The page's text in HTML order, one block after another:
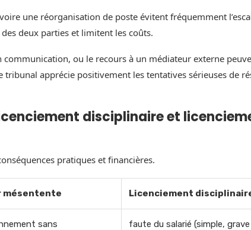
une réorganisation de poste évitent fréquemment
deux parties et limitent les coûts.
ou le recours à un médiateur externe
apprécie positivement les tentatives sérieuses de
disciplinaire et
pratiques et financières.
mésentente Licenciement
sans
faute du salarié (simple,